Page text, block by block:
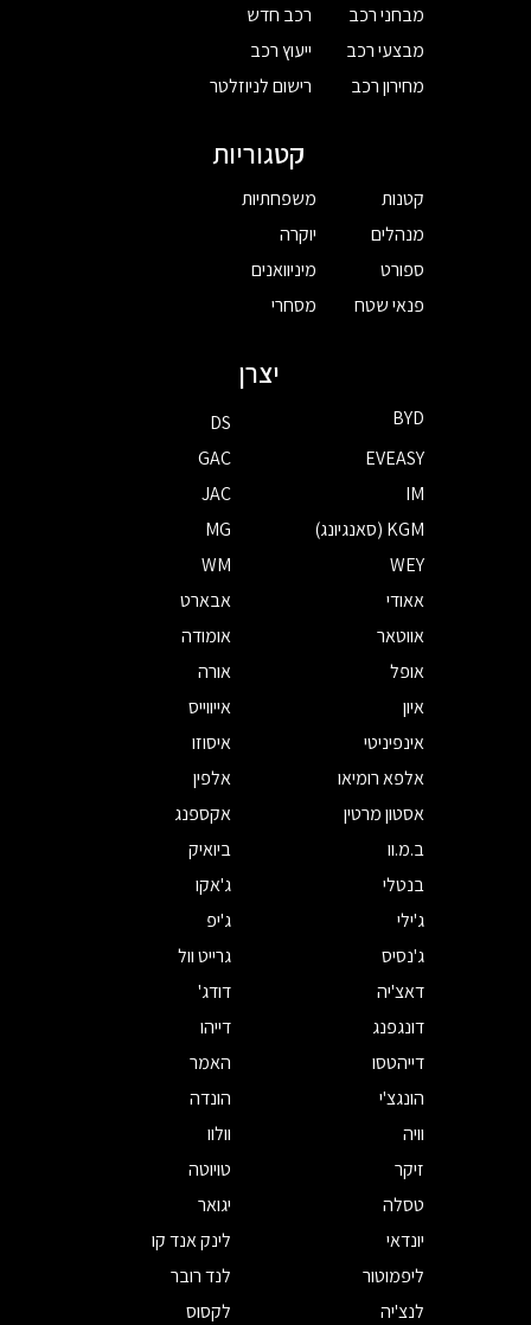
מבחני רכב
מבצעי רכב
מחירון רכב
רכב חדש
ייעוץ רכב
רישום לניוזלטר
קטגוריות
קטנות
מנהלים
ספורט
פנאי שטח
משפחתיות
יוקרה
מיניוואנים
מסחרי
יצרן
BYD
DS
EVEASY
GAC
IM
JAC
KGM (סאנגיונג)
MG
WEY
WM
אאודי
אבארט
אווטאר
אומודה
אופל
אורה
איון
אייווייס
אינפיניטי
איסוזו
אלפא רומיאו
אלפין
אסטון מרטין
אקספנג
ב.מ.וו
ביואיק
בנטלי
ג'אקו
ג'ילי
ג'יפ
ג'נסיס
גרייט וול
דאצ'יה
דודג'
דונגפנג
דייהו
דייהטסו
האמר
הונגצ'י
הונדה
וויה
וולוו
זיקר
טויוטה
טסלה
יגואר
יונדאי
לינק אנד קו
ליפמוטור
לנד רובר
לנצ'יה
לקסוס